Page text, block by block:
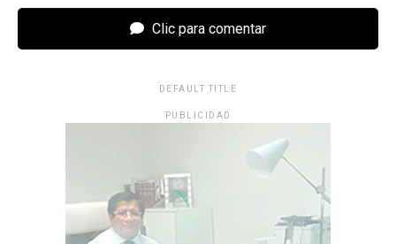
Clic para comentar
DEFAULT TITLE
PUBLICIDAD